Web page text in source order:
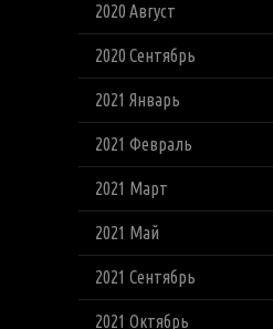
2020 Август
2020 Сентябрь
2021 Январь
2021 Февраль
2021 Март
2021 Май
2021 Сентябрь
2021 Октябрь